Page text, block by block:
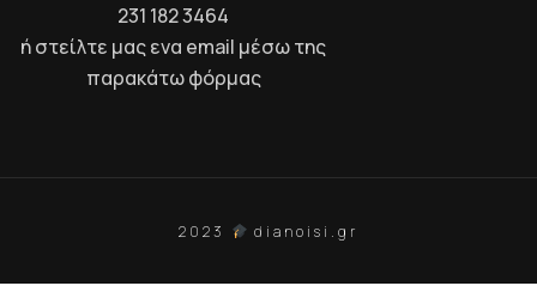
231 182 3464
ή στείλτε μας ενα email μέσω της
παρακάτωφόρμας
2023 dianoisi.gr